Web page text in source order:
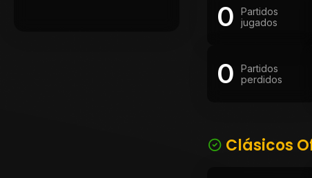
0
Partidos
jugados
0
Partidos
perdidos
Clásicos